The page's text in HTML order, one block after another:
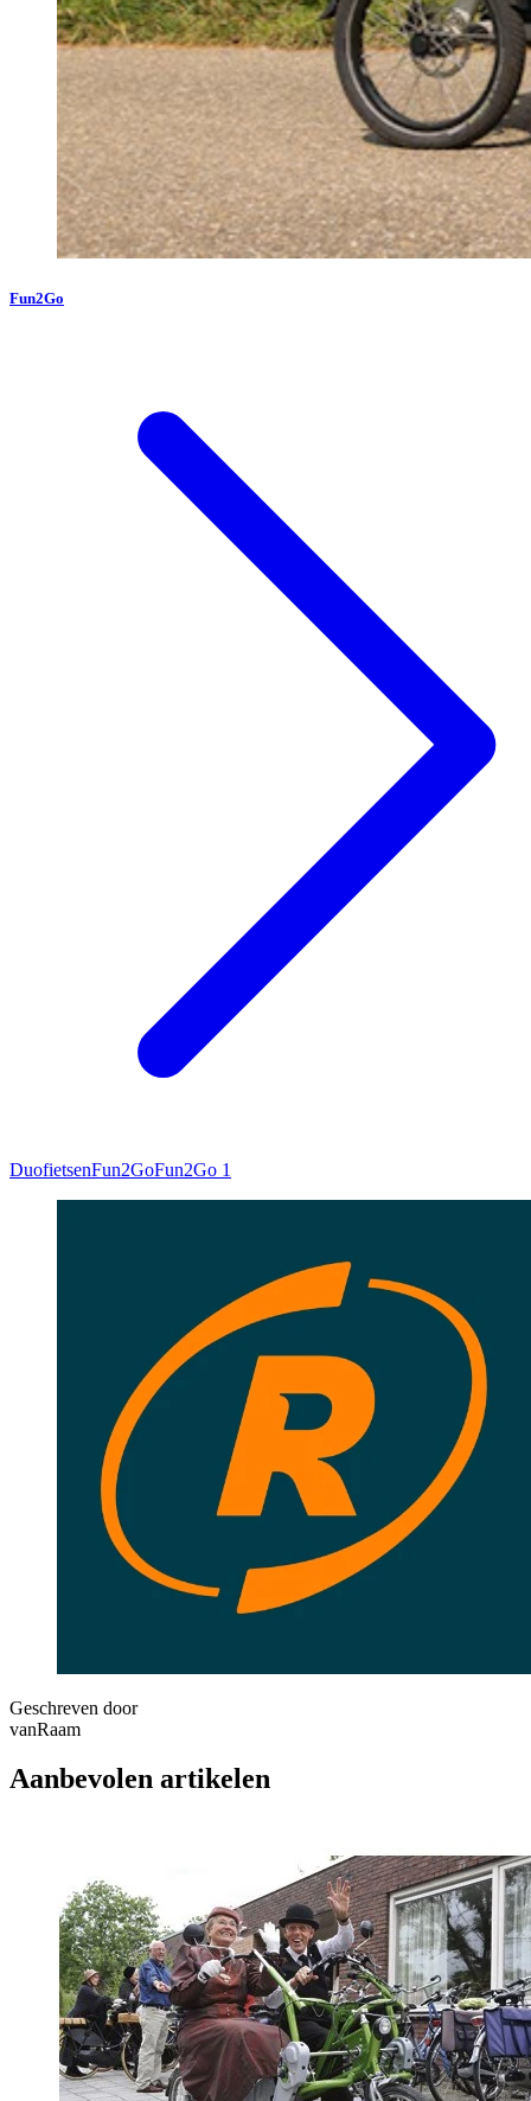
Fun2Go
DuofietsenFun2GoFun2Go 1
Geschreven door
vanRaam
Aanbevolen artikelen